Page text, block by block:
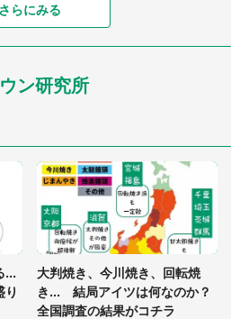
ホラー」「事件性を感じる」 ふわふ
と思って、あなたにこれをあげる」
る」「本当に気持ち悪い」 道端でバ
〝野生の野菜〟に6.5万人戦慄
私は新幹線で大パニック。隣席の青
で』とお願いしたら...」 体験談に
さらにみる
ン研究所
...
り
大判焼き、今川焼き、回転焼
き... 結局アイツは何なのか？
全国調査の結果がコチラ